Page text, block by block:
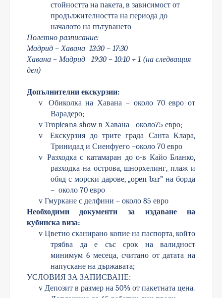
стойността на пакета, в зависимост от
продължителността на периода до
началото на пътуването
Полетно разписание:
Мадрид – Хавана 13:30 – 17:30
Хавана – Мадрид 19:30 – 10:10 + 1 (на следващия
ден)
Допълнителни екскурзии:
v
Обиколка на Хавана – около 70 евро от
Варадеро;
v Tropicana show в Хавана- около75 евро;
v
Екскурзия до трите града Санта Клара,
Тринидад и Сиенфуего –около 70 евро
v Разходка с катамаран до о-в Кайо Бланко,
разходка на острова, шнорхелинг, плаж и
обяд с морски дарове, „open bar” на борда
– около 70 евро
v Гмуркане с делфини – около 85 евро
Необходими документи за издаване на
кубинска виза:
v Цветно сканирано копие на паспорта, който
трябва да е със срок на валидност
минимум 6 месеца, считано от датата на
напускане на държавата;
УСЛОВИЯ ЗА ЗАПИСВАНЕ:
v Депозит в размер на 50% от пакетната цена.